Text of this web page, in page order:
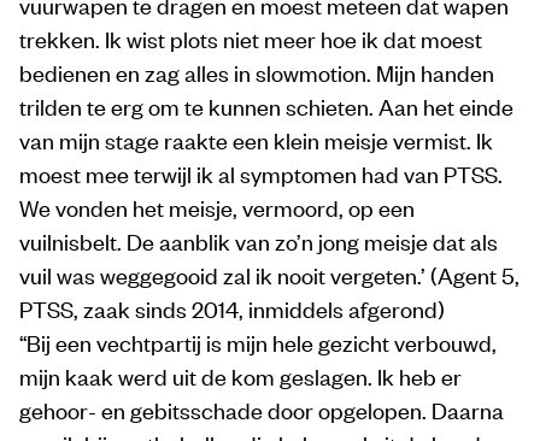
trekken. Ik wist plots niet meer hoe ik dat moest
bedienen en zag alles in slowmotion. Mijn handen
trilden te erg om te kunnen schieten. Aan het einde
van mijn stage raakte een klein meisje vermist. Ik
moest mee terwijl ik al symptomen had van PTSS.
We vonden het meisje, vermoord, op een
vuilnisbelt. De aanblik van zo’n jong meisje dat als
vuil was weggegooid zal ik nooit vergeten.’ (Agent 5,
PTSS, zaak sinds 2014, inmiddels afgerond)
“Bij een vechtpartij is mijn hele gezicht verbouwd,
mijn kaak werd uit de kom geslagen. Ik heb er
gehoor- en gebitsschade door opgelopen. Daarna